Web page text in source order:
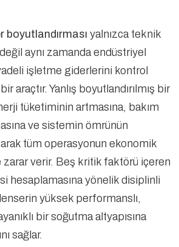
boyutlandırması yalnızca teknik
aynı zamanda endüstriyel
işletme giderlerini kontrol
araçtır. Yanlış boyutlandırılmış bir
tüketiminin artmasına, bakım
ve sistemin ömrünün
tüm operasyonun ekonomik
verir. Beş kritik faktörü içeren
hesaplamasına yönelik disiplinli
yüksek performanslı,
bir soğutma altyapısına
sağlar.